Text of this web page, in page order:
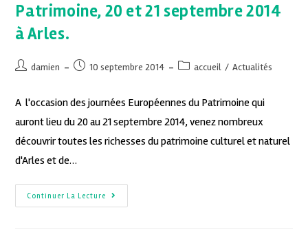
Patrimoine, 20 et 21 septembre 2014
à Arles.
damien 10 septembre 2014 accueil / Actualités
A l'occasion des journées Européennes du Patrimoine qui
auront lieu du 20 au 21 septembre 2014, venez nombreux
découvrir toutes les richesses du patrimoine culturel et naturel
d'Arles et de…
Continuer La Lecture